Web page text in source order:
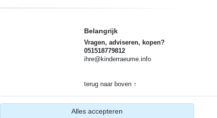
Belangrijk
Vragen, adviseren, kopen?
051518779812
ihre@kinderraeume.info
terug naar boven ↑
Alles accepteren